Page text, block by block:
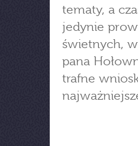
tematy, a
jedynie
świetnych,
pana
trafne